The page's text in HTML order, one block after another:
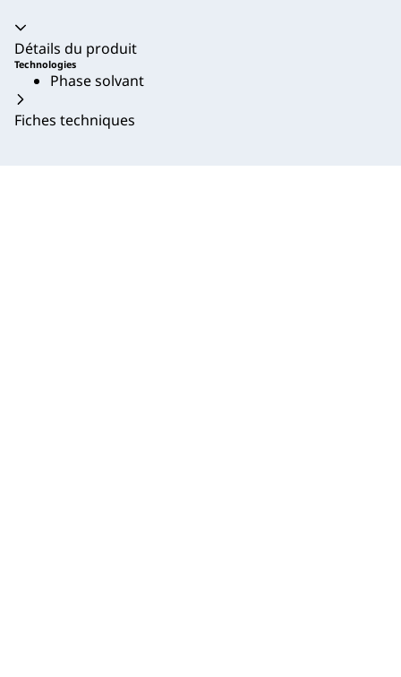
Accordéon fermé
Détails du produit
Technologies
Phase solvant
Fiches techniques